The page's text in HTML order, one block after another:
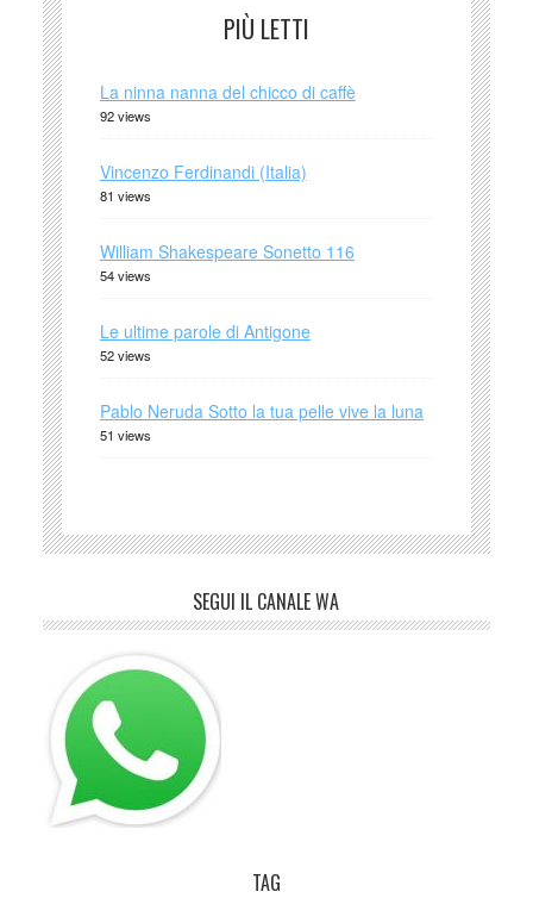
PIÙ LETTI
La ninna nanna del chicco di caffè
92 views
Vincenzo Ferdinandi (Italia)
81 views
William Shakespeare Sonetto 116
54 views
Le ultime parole di Antigone
52 views
Pablo Neruda Sotto la tua pelle vive la luna
51 views
SEGUI IL CANALE WA
TAG